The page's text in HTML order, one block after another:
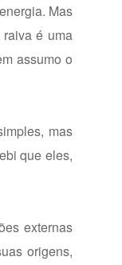
Mas
é uma
assumo o
mas
que eles,
externas
origens,